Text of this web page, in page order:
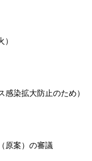
染拡大防止のため）
原案）の審議